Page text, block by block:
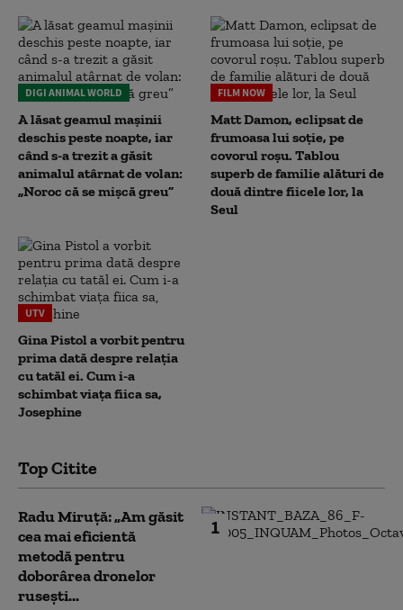
DIGI ANIMAL WORLD
A lăsat geamul mașinii
deschis peste noapte, iar
când s-a trezit a găsit
animalul atârnat de volan:
„Noroc că se mișcă greu”
FILM NOW
Matt Damon, eclipsat de
frumoasa lui soție, pe
covorul roșu. Tablou
superb de familie alături de
două dintre fiicele lor, la
Seul
UTV
Gina Pistol a vorbit pentru
prima dată despre relația
cu tatăl ei. Cum i-a
schimbat viața fiica sa,
Josephine
Top Citite
1
Radu Miruță: „Am găsit
cea mai eficientă
metodă pentru
doborârea dronelor
rusești...